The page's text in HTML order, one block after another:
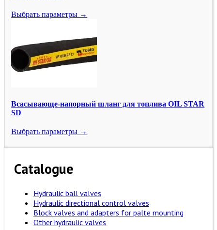
Выбрать параметры →
Всасывающе-напорный шланг для топлива OIL STAR
SD
Выбрать параметры →
Catalogue
Hydraulic ball valves
Hydraulic directional control valves
Block valves and adapters for palte mounting
Other hydraulic valves